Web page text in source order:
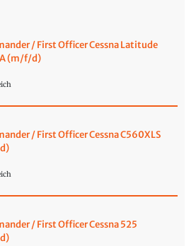
/ First Officer Cessna Latitude
(m/f/d)
/ First Officer Cessna C560XLS
/ First Officer Cessna 525